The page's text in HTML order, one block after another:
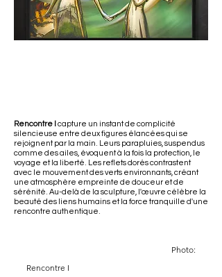
Rencontre I
capture un instant de complicité
silencieuse entre deux figures élancées qui se
rejoignent par la main. Leurs parapluies, suspendus
comme des ailes, évoquent à la fois la protection, le
voyage et la liberté. Les reflets dorés contrastent
avec le mouvement des verts environnants, créant
une atmosphère empreinte de douceur et de
sérénité. Au-delà de la sculpture, l'œuvre célèbre la
beauté des liens humains et la force tranquille d'une
rencontre authentique.
Photo:
Rencontre I